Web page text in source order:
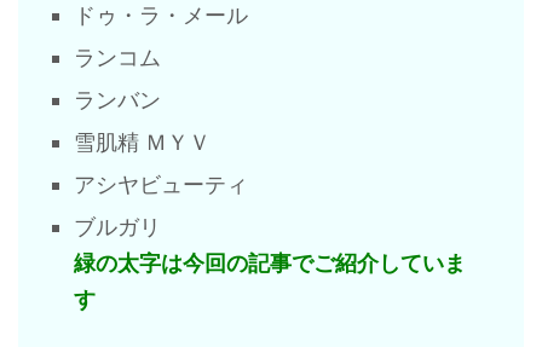
ドゥ・ラ・メール
ランコム
ランバン
雪肌精 ＭＹＶ
アシヤビューティ
ブルガリ
緑の太字は今回の記事でご紹介していま
す